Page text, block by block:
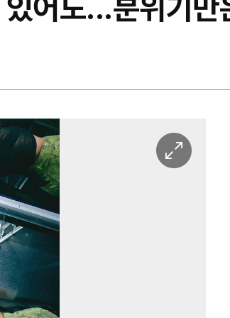
어도...분위기만
이
미
지
확